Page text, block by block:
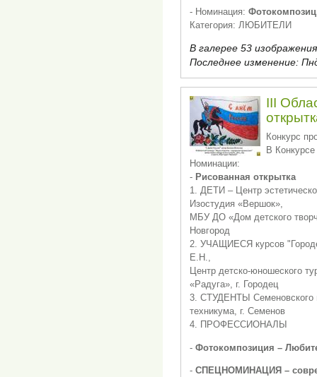
- Номинация:
Категория: ЛЮБИТЕЛИ
В галерее 53
Последнее изменение:
III
Конкурс
В
Номинации:
- Рисованная открытка
1. ДЕТИ – Центр
Изостудия «Вершок»,
МБУ ДО «Дом детского
Новгород
2. УЧАЩИЕСЯ курсов
Е.Н.,
Центр детско-юношеского
«Радуга», г. Городец
3. СТУДЕНТЫ Семеновского
техникума, г. Семенов
4. ПРОФЕССИОНАЛЫ
- Фотокомпозиция –
- СПЕЦНОМИНАЦИЯ –